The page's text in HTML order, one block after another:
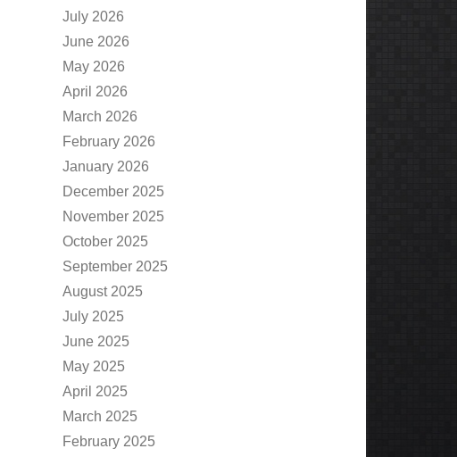
July 2026
June 2026
May 2026
April 2026
March 2026
February 2026
January 2026
December 2025
November 2025
October 2025
September 2025
August 2025
July 2025
June 2025
May 2025
April 2025
March 2025
February 2025